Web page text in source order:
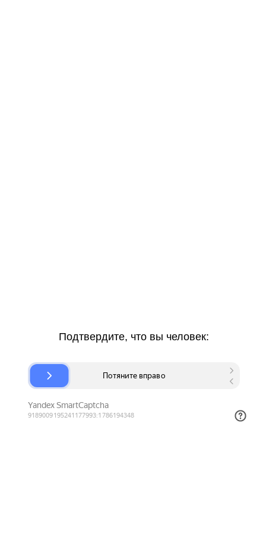
Подтвердите, что вы человек: